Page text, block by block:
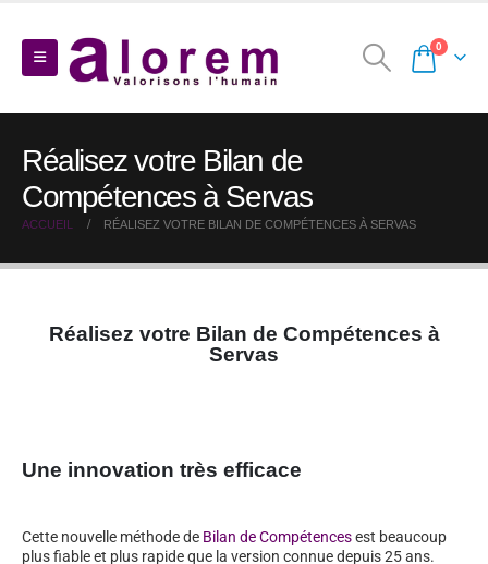
0
Réalisez votre Bilan de
Compétences à Servas
ACCUEIL RÉALISEZ VOTRE BILAN DE COMPÉTENCES À SERVAS
Réalisez votre Bilan de Compétences à
Servas
Une innovation très efficace
Cette nouvelle méthode de Bilan de Compétencesest beaucoup
plus fiable et plus rapide que la version connue depuis 25 ans.